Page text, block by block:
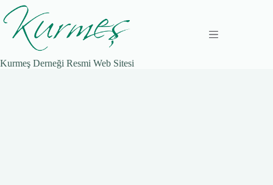
Inhalt
springen
Kurmeş Derneği Resmi Web Sitesi